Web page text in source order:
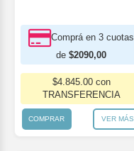
Comprá en 3 cuotas
de $2090,00
$4.845.00 con
TRANSFERENCIA
COMPRAR VER MÁS